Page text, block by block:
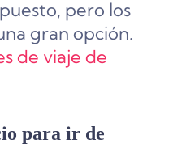
pero los
gran opción.
de viaje de
para ir de